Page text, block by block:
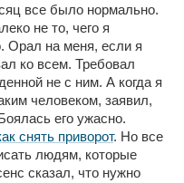
все было нормально.
не то, чего я
Орал на меня, если я
ко всем. Требовал
не с ним. А когда я
человеком, заявил,
его ужасно.
снять приворот. Но все
людям, которые
сказал, что нужно